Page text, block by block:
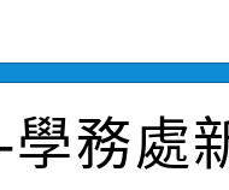
樂會」
座及成長
生補報到
10招)】
學務處